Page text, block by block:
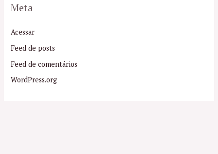
Meta
Acessar
Feed de posts
Feed de comentários
WordPress.org